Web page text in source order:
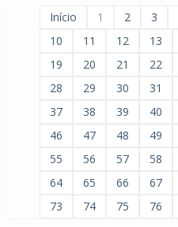
Início 1 2 3
10
11 12 13
19
20 21 22
28
29 30 31
37
38 39 40
46
47 48 49
55
56 57 58
64
65 66 67
73
74 75 76